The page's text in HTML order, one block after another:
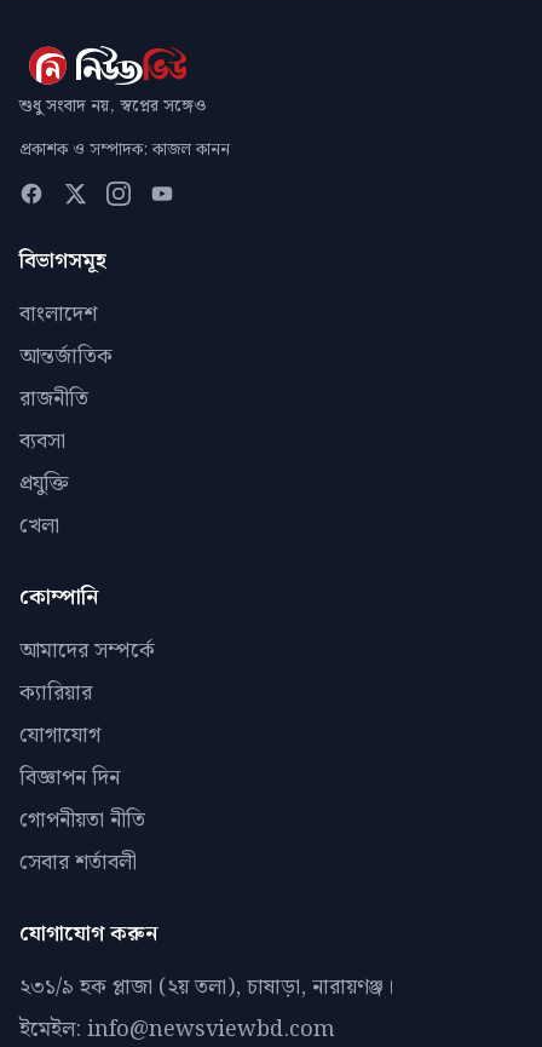
শুধু সংবাদ নয়, স্বপ্নের সঙ্গেও
প্রকাশক ও সম্পাদক: কাজল কানন
বিভাগসমূহ
বাংলাদেশ
আন্তর্জাতিক
রাজনীতি
ব্যবসা
প্রযুক্তি
খেলা
কোম্পানি
আমাদের সম্পর্কে
ক্যারিয়ার
যোগাযোগ
বিজ্ঞাপন দিন
গোপনীয়তা নীতি
সেবার শর্তাবলী
যোগাযোগ করুন
২৩১/৯ হক প্লাজা (২য় তলা), চাষাড়া, নারায়ণঞ্জ।
ইমেইল: info@newsviewbd.com